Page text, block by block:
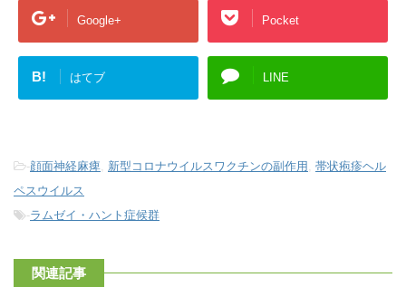
Google+ Pocket
B! はてブ LINE
-顔面神経麻痺 新型コロナウイルスワクチンの副作用
帯状疱疹ヘル
ペスウイルス
-ラムゼイ・ハント症候群
関連記事